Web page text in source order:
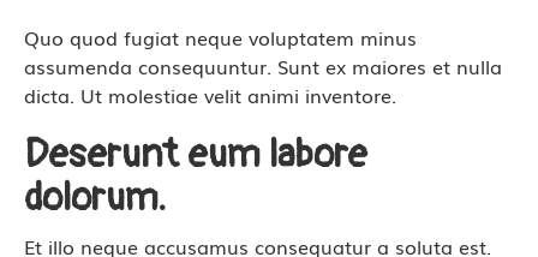
Quo quod fugiat neque voluptatem minus
assumenda consequuntur. Sunt ex maiores et nulla
dicta. Ut molestiae velit animi inventore.
Deserunt eum labore
dolorum.
Et illo neque accusamus consequatur a soluta est.